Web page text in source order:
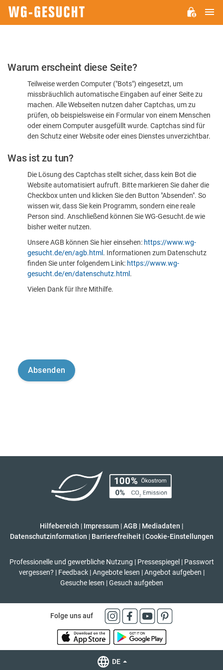
Bitte
dass
sind
Warum erscheint diese Seite?
Teilweise werden Computer ("Bots") eingesetzt, um
missbräuchlich automatische Eingaben auf einer Seite zu
machen. Alle Webseiten nutzen daher Captchas, um zu
prüfen, ob beispielsweise ein Formular von einem Menschen
oder einem Computer ausgefüllt wurde. Captchas sind für
den Schutz einer Website oder eines Dienstes unverzichtbar.
Was ist zu tun?
Die Lösung des Captchas stellt sicher, dass kein Bot die
Website automatisiert aufruft. Bitte markieren Sie daher die
Checkbox unten und klicken Sie den Button "Absenden". So
wissen wir, dass Sie kein Programm, sondern eine reale
Person sind. Anschließend können Sie WG-Gesucht.de wie
bisher weiter nutzen.
Unsere AGB können Sie hier einsehen: https://www.wg-
gesucht.de/en/agb.html . Informationen zum Datenschutz
finden Sie unter folgendem Link: https://www.wg-
gesucht.de/en/datenschutz.html .
Vielen Dank für Ihre Mithilfe.
Hilfebereich | Impressum |AGB | Mediadaten |
Datenschutzinformation | Barrierefreiheit | Cookie-Einstellungen
Professionelle und gewerbliche Nutzung | Pressespiegel | Passwort
vergessen? | Feedback | Angebote lesen | Angebot aufgeben |
Gesuche lesen | Gesuch aufgeben
Folge uns auf
DE